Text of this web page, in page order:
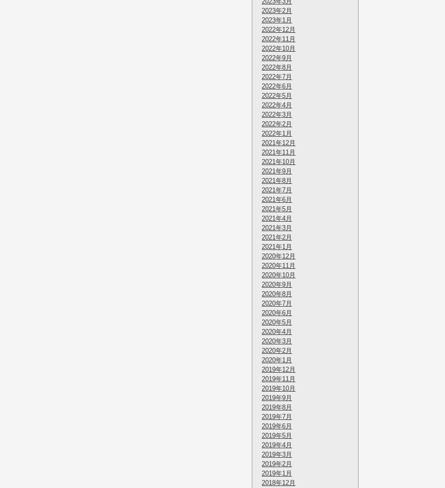
2023年2月
2023年1月
2022年12月
2022年11月
2022年10月
2022年9月
2022年8月
2022年7月
2022年6月
2022年5月
2022年4月
2022年3月
2022年2月
2022年1月
2021年12月
2021年11月
2021年10月
2021年9月
2021年8月
2021年7月
2021年6月
2021年5月
2021年4月
2021年3月
2021年2月
2021年1月
2020年12月
2020年11月
2020年10月
2020年9月
2020年8月
2020年7月
2020年6月
2020年5月
2020年4月
2020年3月
2020年2月
2020年1月
2019年12月
2019年11月
2019年10月
2019年9月
2019年8月
2019年7月
2019年6月
2019年5月
2019年4月
2019年3月
2019年2月
2019年1月
2018年12月